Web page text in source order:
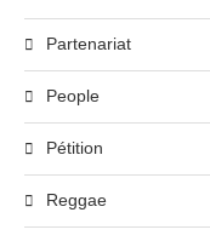
Partenariat
People
Pétition
Reggae